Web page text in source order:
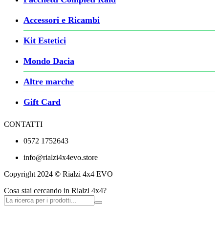
Accessori e Ricambi
Kit Estetici
Mondo Dacia
Altre marche
Gift Card
CONTATTI
0572 1752643
info@rialzi4x4evo.store
Copyright 2024 © Rialzi 4x4 EVO
Cosa stai cercando in Rialzi 4x4?